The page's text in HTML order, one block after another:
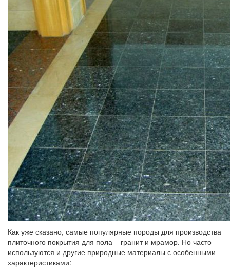
Как уже сказано, самые популярные породы для производства
плиточного покрытия для пола – гранит и мрамор. Но часто
используются и другие природные материалы с особенными
характеристиками: